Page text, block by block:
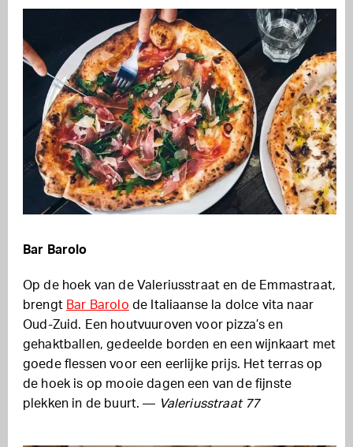
Bar Barolo
Op de hoek van de Valeriusstraat en de Emmastraat,
brengt Bar Barolo de Italiaanse la dolce vita naar
Oud-Zuid. Een houtvuuroven voor pizza’s en
gehaktballen, gedeelde borden en een wijnkaart met
goede flessen voor een eerlijke prijs. Het terras op
de hoek is op mooie dagen een van de fijnste
plekken in de buurt. — Valeriusstraat 77